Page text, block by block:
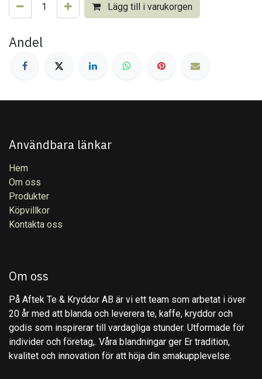
Lägg till i varukorgen
Andel
Användbara länkar
Hem
Om oss
Produkter
Köpvillkor
Kontakta oss
Om oss
På Aftek Te & Kryddor AB är vi ett team som arbetat i över
20 år med att blanda och leverera te, kaffe, kryddor och
godis som inspirerar till vardagliga stunder. Utformade för
individer och företag,. Våra blandningar ger Er tradition,
kvalitet och innovation för att höja din smakupplevelse.